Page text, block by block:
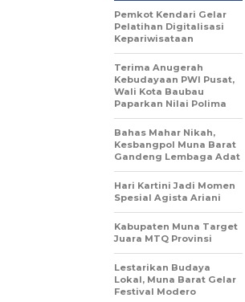
Pemkot Kendari Gelar
Pelatihan Digitalisasi
Kepariwisataan
Terima Anugerah
Kebudayaan PWI Pusat,
Wali Kota Baubau
Paparkan Nilai Polima
Bahas Mahar Nikah,
Kesbangpol Muna Barat
Gandeng Lembaga Adat
Hari Kartini Jadi Momen
Spesial Agista Ariani
Kabupaten Muna Target
Juara MTQ Provinsi
Lestarikan Budaya
Lokal, Muna Barat Gelar
Festival Modero